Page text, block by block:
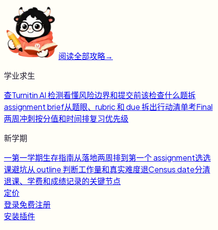
阅读全部攻略→
学业求生
查Turnitin AI 检测看懂风险边界和提交前该检查什么题拆
assignment brief从题眼、rubric 和 due 拆出行动清单考Final
两周冲刺按分值和时间排复习优先级
新学期
一第一学期生存指南从落地两周排到第一个 assignment选选
课避坑从 outline 判断工作量和真实难度退Census date分清
退课、学费和成绩记录的关键节点
定价
登录免费注册
安装插件